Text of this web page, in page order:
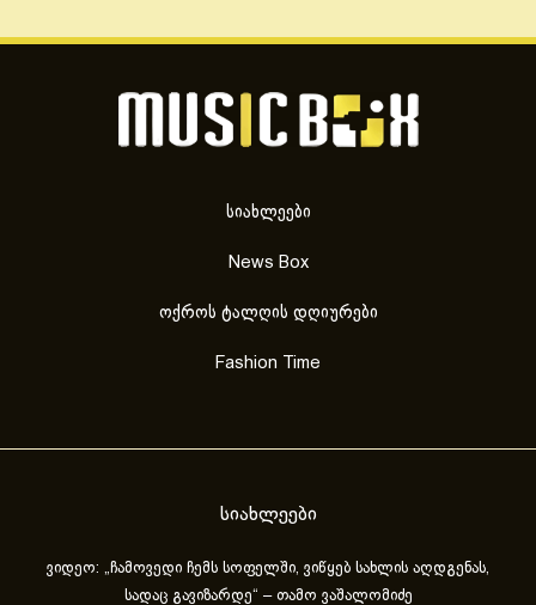
სიახლეები
News Box
ოქროს ტალღის დღიურები
Fashion Time
სიახლეები
ვიდეო: „ჩამოვედი ჩემს სოფელში, ვიწყებ სახლის აღდგენას,
სადაც გავიზარდე“ – თამო ვაშალომიძე